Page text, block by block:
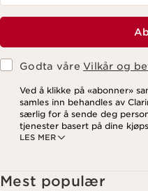
Godta våreVilkår og
LES MER
Ved å klikke på «abonner»
samles inn behandles av
særlig for å sende deg
tjenester basert på dine
interesser, inkludert visning
avmeldingslenken i hvert
hvordan vi behandler dine
Mest populær